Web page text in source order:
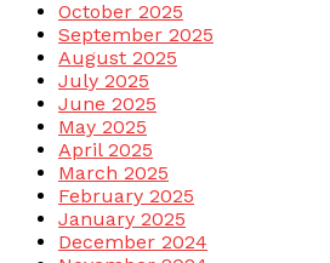
October 2025
September 2025
August 2025
July 2025
June 2025
May 2025
April 2025
March 2025
February 2025
January 2025
December 2024